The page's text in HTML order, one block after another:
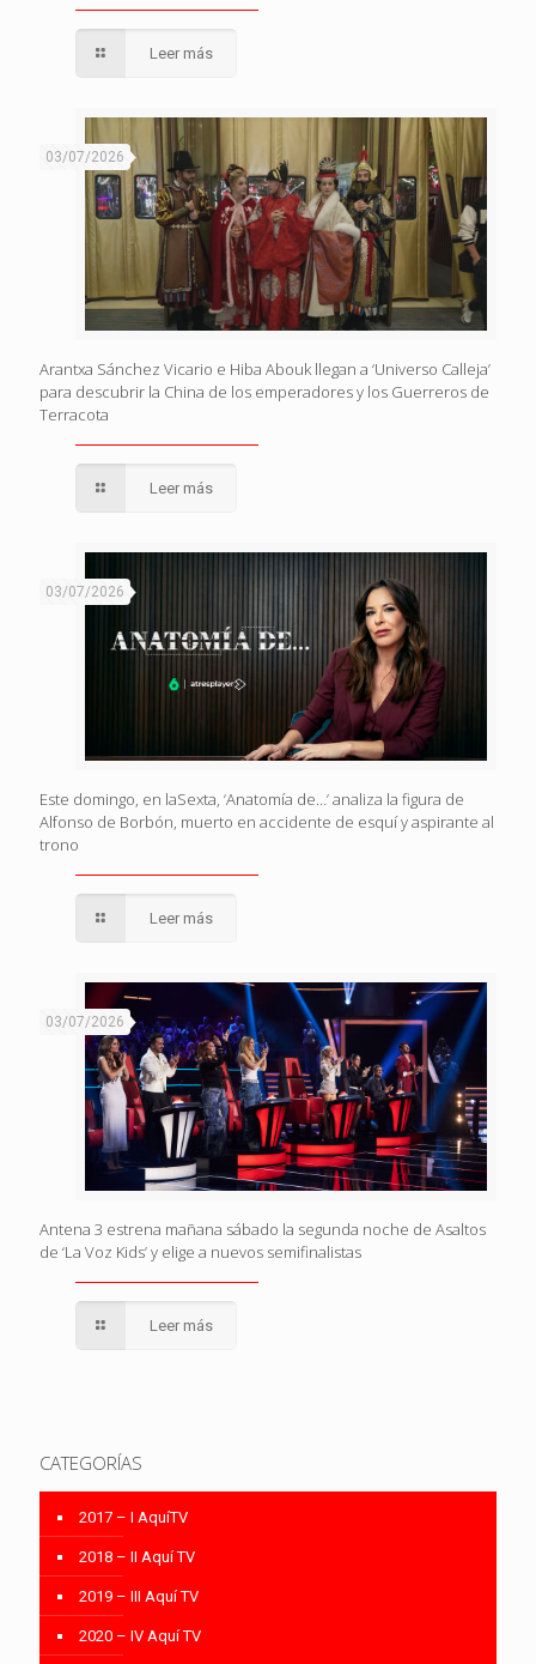
Leer más
03/07/2026
Arantxa Sánchez Vicario e Hiba Abouk llegan a ‘Universo Calleja’
para descubrir la China de los emperadores y los Guerreros de
Terracota
Leer más
03/07/2026
Este domingo, en laSexta, ‘Anatomía de…’ analiza la figura de
Alfonso de Borbón, muerto en accidente de esquí y aspirante al
trono
Leer más
03/07/2026
Antena 3 estrena mañana sábado la segunda noche de Asaltos
de ‘La Voz Kids’ y elige a nuevos semifinalistas
Leer más
CATEGORÍAS
2017 – I AquíTV
2018 – II Aquí TV
2019 – III Aquí TV
2020 – IV Aquí TV